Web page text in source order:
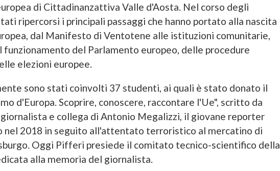
di Cittadinanzattiva Valle d'Aosta. Nel corso degli
ripercorsi i principali passaggi che hanno portato alla nascita
dal Manifesto di Ventotene alle istituzioni comunitarie,
funzionamento del Parlamento europeo, delle procedure
elezioni europee.
sono stati coinvolti 37 studenti, ai quali è stato donato il
d'Europa. Scoprire, conoscere, raccontare l'Ue", scritto da
e collega di Antonio Megalizzi, il giovane reporter
nel 2018 in seguito all'attentato terroristico al mercatino di
Oggi Pifferi presiede il comitato tecnico-scientifico della
alla memoria del giornalista.